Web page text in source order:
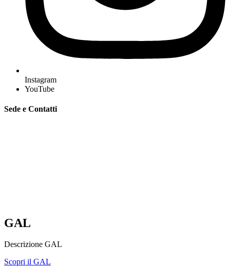
Instagram
YouTube
Sede e Contatti
GAL
Descrizione GAL
Scopri il GAL